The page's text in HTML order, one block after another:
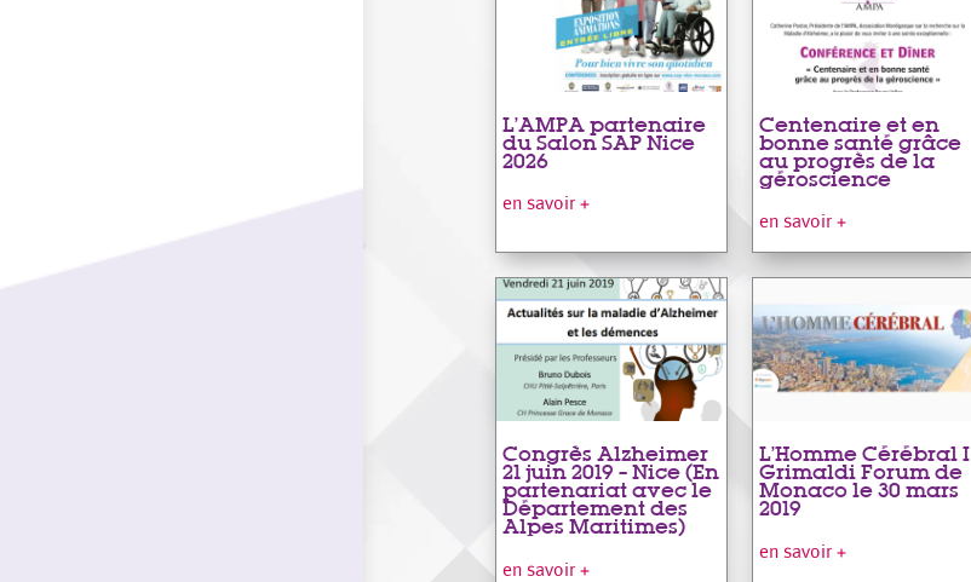
L’AMPA partenaire
du Salon SAP Nice
2026
en savoir +
Centenaire et en
bonne santé grâce
au progrès de la
géroscience
en savoir +
Congrès Alzheimer
21 juin 2019 – Nice (En
partenariat avec le
Département des
Alpes Maritimes)
en savoir +
L’Homme Cérébral I
Grimaldi Forum de
Monaco le 30 mars
2019
en savoir +